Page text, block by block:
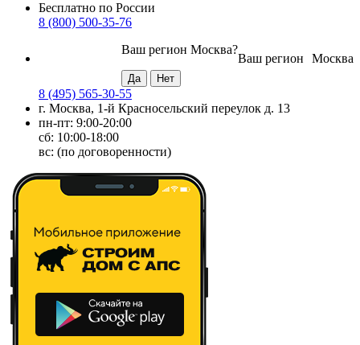
Бесплатно по России
8 (800) 500-35-76
Москва
Ваш регион
Ваш регион Москва?
8 (495) 565-30-55
г. Москва, 1-й Красносельский переулок д. 13
пн-пт: 9:00-20:00
сб: 10:00-18:00
вс: (по договоренности)